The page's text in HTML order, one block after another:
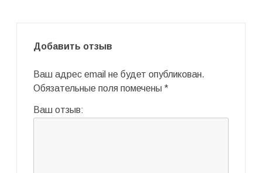
Добавить отзыв
Ваш адрес email не будет опубликован.
Обязательные поля помечены *
Ваш отзыв: